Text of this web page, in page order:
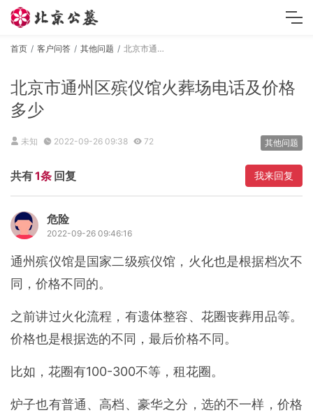
首页 客户问答 其他问题 北京市通州区殡仪馆火葬场电话及价格多少
北京市通州区殡仪馆火葬场电话及价格
多少
未知 2022-09-26 09:38 72 其他问题
共有1条 回复 我来回复
危险
2022-09-26 09:46:16
通州殡仪馆是国家二级殡仪馆，火化也是根据档次不
同，价格不同的。
之前讲过火化流程，有遗体整容、花圈丧葬用品等。
价格也是根据选的不同，最后价格不同。
比如，花圈有100-300不等，租花圈。
炉子也有普通、高档、豪华之分，选的不一样，价格